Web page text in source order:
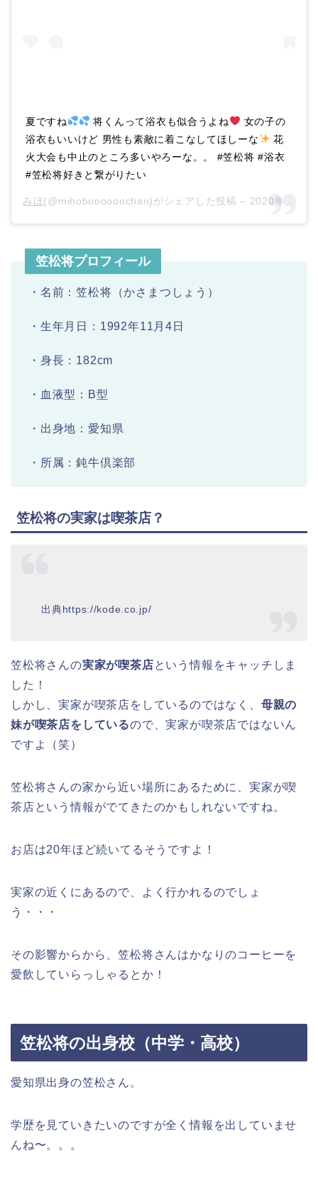
夏ですね 将くんって浴衣も似合うよね
女の子の
浴衣もいいけど 男性も素敵に着こなしてほしーな
花
火大会も中止のところ多いやろーな。。 #笠松将 #浴衣
#笠松将好きと繋がりたい
みほ(@mihoboooooochan)がシェアした投稿 – 2020年 6月月23日午前3時14分PDT
笠松将プロフィール
・名前：笠松将（かさまつしょう）
・生年月日：1992年11月4日
・身長：182cm
・血液型：B型
・出身地：愛知県
・所属：鈍牛倶楽部
笠松将の実家は喫茶店？
出典https://kode.co.jp/
笠松将さんの実家が喫茶店という情報をキャッチしま
した！
しかし、実家が喫茶店をしているのではなく、 母親の
妹が喫茶店をしているので、実家が喫茶店ではないん
ですよ（笑）
笠松将さんの家から近い場所にあるために、実家が喫
茶店という情報がでてきたのかもしれないですね。
お店は20年ほど続いてるそうですよ！
実家の近くにあるので、よく行かれるのでしょ
う・・・
その影響からから、笠松将さんはかなりのコーヒーを
愛飲していらっしゃるとか！
笠松将の出身校（中学・高校）
愛知県出身の笠松さん。
学歴を見ていきたいのですが全く情報を出していませ
んね〜。。。